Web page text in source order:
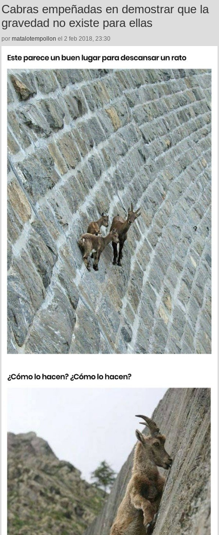
Cabras empeñadas en demostrar que la
gravedad no existe para ellas
por matalotempollon el 2 feb 2018, 23:30